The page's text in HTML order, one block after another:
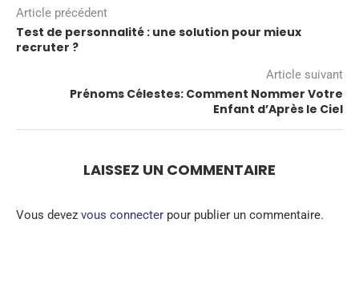
Article précédent
Test de personnalité : une solution pour mieux
recruter ?
Article suivant
Prénoms Célestes: Comment Nommer Votre
Enfant d’Après le Ciel
LAISSEZ UN COMMENTAIRE
Vous devez vous connecter pour publier un commentaire.